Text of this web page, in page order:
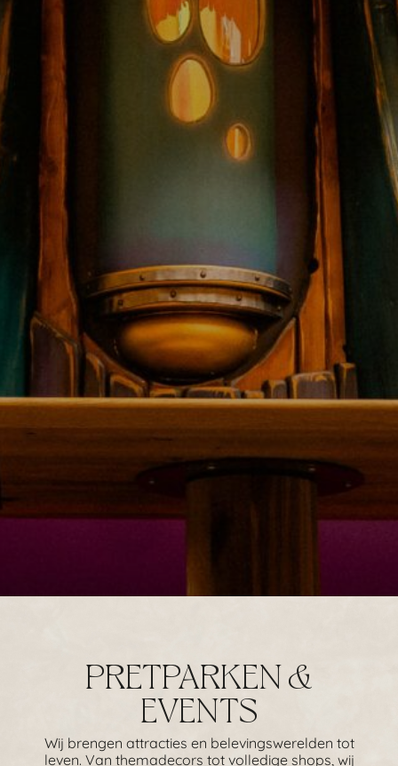
PRETPARKEN &
EVENTS
Wij brengen attracties en belevingswerelden tot
leven. Van themadecors tot volledige shops, wij